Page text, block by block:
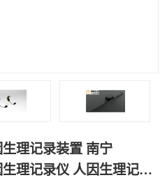
理记录装置 南宁
理记录仪 人因生理记录